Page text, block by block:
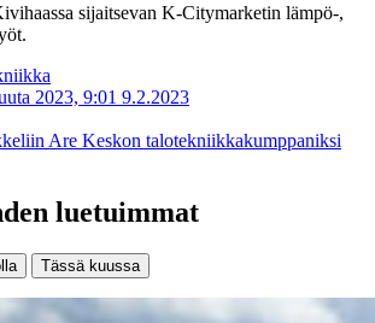
sijaitsevan K-Citymarketin lämpö-,
2023, 9:01 9.2.2023
Are Keskon talotekniikkakumppaniksi
luetuimmat
Tässä kuussa